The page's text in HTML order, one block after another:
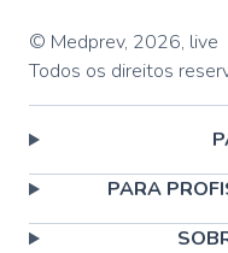
© Medprev, 2026, live
Todos os direitos
PARA